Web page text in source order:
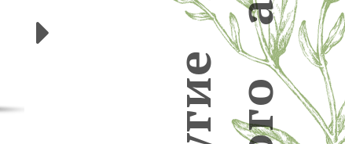
г
и
е
г
о
а
Следующие